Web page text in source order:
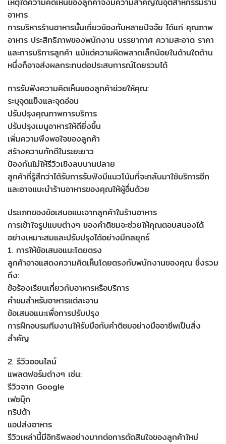
อาหาร
การบริหารร้านอาหารนั้นเกี่ยวข้องกับหลายปัจจัย ได้แก่ คุณภาพ
อาหาร ประสิทธิภาพของพนักงาน บรรยากาศ ความสะอาด ราคา
และการบริการลูกค้า แม้แต่ความผิดพลาดเล็กน้อยในด้านใดด้าน
หนึ่งก็อาจส่งผลกระทบต่อประสบการณ์โดยรวมได้
การรับฟังความคิดเห็นของลูกค้าช่วยให้คุณ:
ระบุจุดแข็งและจุดอ่อน
ปรับปรุงคุณภาพการบริการ
ปรับปรุงเมนูอาหารให้ดียิ่งขึ้น
เพิ่มความพึงพอใจของลูกค้า
สร้างความภักดีในระยะยาว
ป้องกันไม่ให้รีวิวเชิงลบบานปลาย
ลูกค้าที่รู้สึกว่าได้รับการรับฟังมีแนวโน้มที่จะกลับมาใช้บริการอีก
และอาจแนะนำร้านอาหารของคุณให้ผู้อื่นด้วย
ประเภทของข้อเสนอแนะจากลูกค้าในร้านอาหาร
การเข้าใจรูปแบบต่างๆ ของคำติชมจะช่วยให้คุณตอบสนองได้
อย่างเหมาะสมและปรับปรุงได้อย่างมีกลยุทธ์
1. การให้ข้อเสนอแนะโดยตรง
ลูกค้าอาจแสดงความคิดเห็นโดยตรงกับพนักงานของคุณ ซึ่งรวม
ถึง:
ข้อร้องเรียนเกี่ยวกับอาหารหรือบริการ
คำชมสำหรับอาหารแต่ละจาน
ข้อเสนอแนะเพื่อการปรับปรุง
การฝึกอบรมทีมงานให้รับมือกับคำติชมอย่างมืออาชีพเป็นสิ่ง
สำคัญ
2. รีวิวออนไลน์
แพลตฟอร์มต่างๆ เช่น:
รีวิวจาก Google
เฟซบุ๊ก
ทริปต้า
แอปส่งอาหาร
รีวิวเหล่านี้มีอิทธิพลอย่างมากต่อการตัดสินใจของลูกค้าใหม่